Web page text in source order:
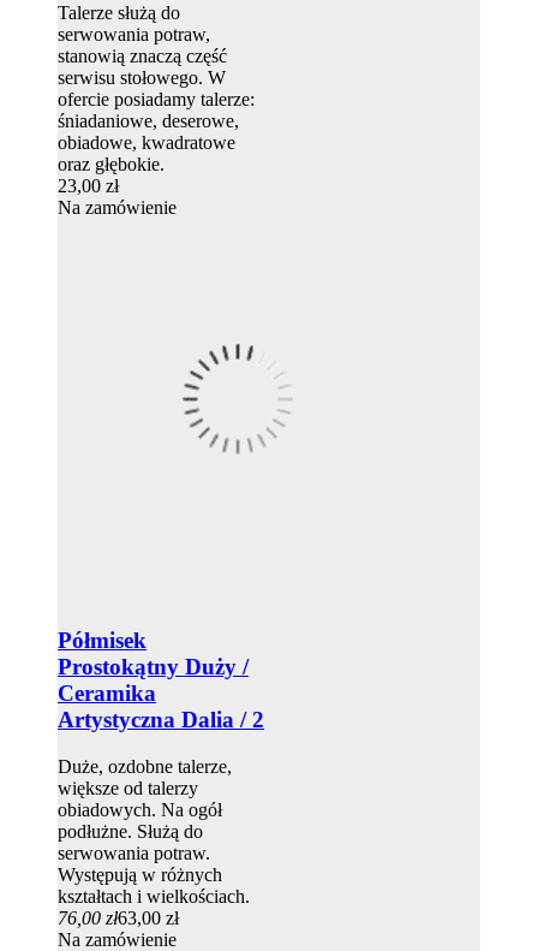
Talerze służą do
serwowania potraw,
stanowią znaczą część
serwisu stołowego. W
ofercie posiadamy talerze:
śniadaniowe, deserowe,
obiadowe, kwadratowe
oraz głębokie.
23,00 zł
Na zamówienie
Półmisek
Prostokątny Duży /
Ceramika
Artystyczna Dalia / 2
Duże, ozdobne talerze,
większe od talerzy
obiadowych. Na ogół
podłużne. Służą do
serwowania potraw.
Występują w różnych
kształtach i wielkościach.
76,00 zł63,00 zł
Na zamówienie